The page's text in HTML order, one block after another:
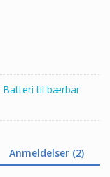
Batteri til bærbar
Anmeldelser (2)